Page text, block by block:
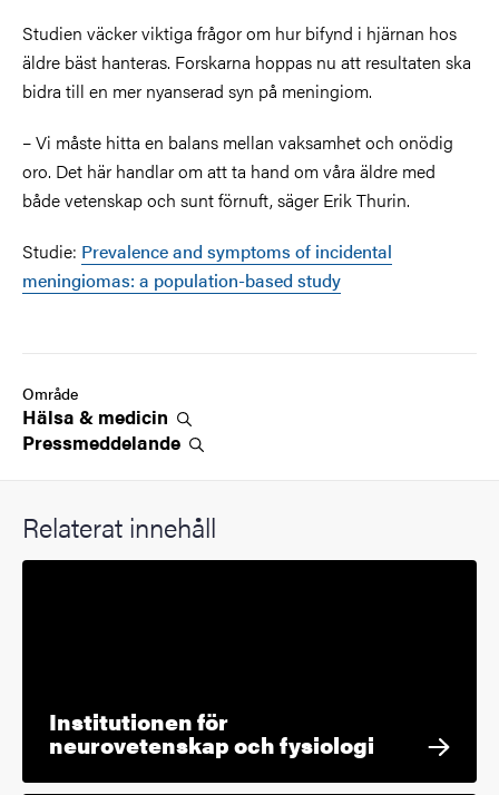
Studien väcker viktiga frågor om hur bifynd i hjärnan hos
äldre bäst hanteras. Forskarna hoppas nu att resultaten ska
bidra till en mer nyanserad syn på meningiom.
– Vi måste hitta en balans mellan vaksamhet och onödig
oro. Det här handlar om att ta hand om våra äldre med
både vetenskap och sunt förnuft, säger Erik Thurin.
Studie: Prevalence and symptoms of incidental
meningiomas: a population-based study
Område
Hälsa & medicin
Pressmeddelande
Relaterat innehåll
Institutionen för
neurovetenskap och fysiologi